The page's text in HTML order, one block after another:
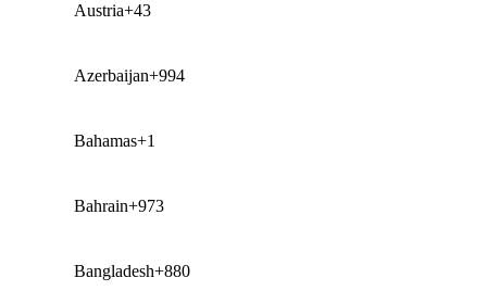
Austria+43
Azerbaijan+994
Bahamas+1
Bahrain+973
Bangladesh+880